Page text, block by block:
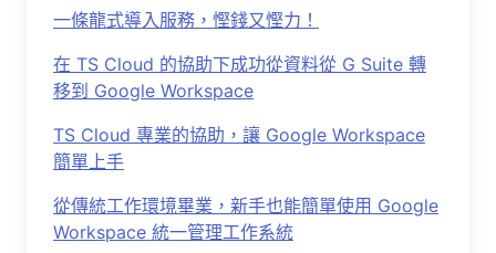
一條龍式導入服務，慳錢又慳力！
在 TS Cloud 的協助下成功從資料從 G Suite 轉
移到 Google Workspace
TS Cloud 專業的協助，讓 Google Workspace
簡單上手
從傳統工作環境畢業，新手也能簡單使用 Google
Workspace 統一管理工作系統